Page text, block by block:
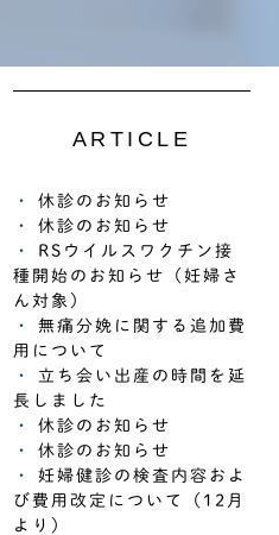
ARTICLE
休診のお知らせ
休診のお知らせ
RSウイルスワクチン接
種開始のお知らせ（妊婦さ
ん対象）
無痛分娩に関する追加費
用について
立ち会い出産の時間を延
長しました
休診のお知らせ
休診のお知らせ
妊婦健診の検査内容およ
び費用改定について（12月
より）